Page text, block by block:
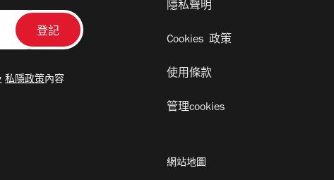
私隱政策內容
隱私聲明
Cookies 政策
使用條款
管理cookies
網站地圖